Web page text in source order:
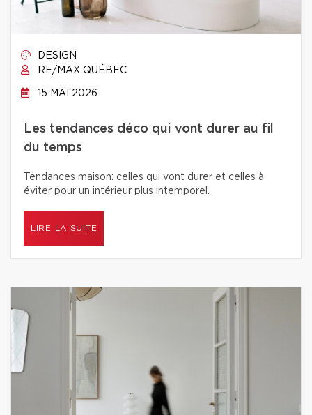
DESIGN
RE/MAX QUÉBEC
15 MAI 2026
Les tendances déco qui vont durer au fil
du temps
Tendances maison: celles qui vont durer et celles à
éviter pour un intérieur plus intemporel.
LIRE LA SUITE